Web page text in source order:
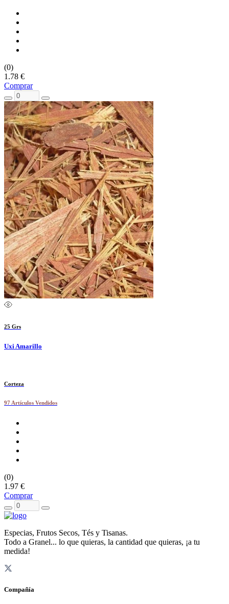
(0)
1.78 €
Comprar
25 Grs
Uxi Amarillo
Corteza
97 Artículos Vendidos
(0)
1.97 €
Comprar
Especias, Frutos Secos, Tés y Tisanas.
Todo a Granel... lo que quieras, la cantidad que quieras, ¡a tu
medida!
Compañía